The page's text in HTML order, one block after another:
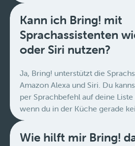
Kann ich Bring! mit
Sprachassistenten
oder Siri nutzen?
Ja, Bring! unterstützt die
Amazon Alexa und Siri. Du
per Sprachbefehl auf deine
wenn du in der Küche gerade
Wie hilft mir Bring!